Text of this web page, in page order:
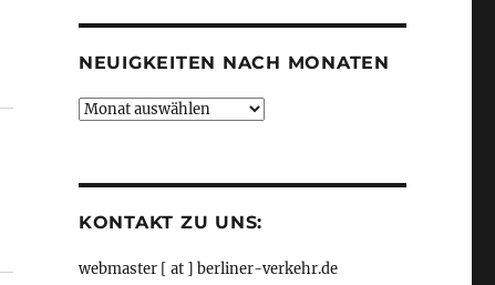
NEUIGKEITEN NACH MONATEN
Neuigkeiten
KONTAKT ZU UNS:
webmaster [ at ] berliner-verkehr.de